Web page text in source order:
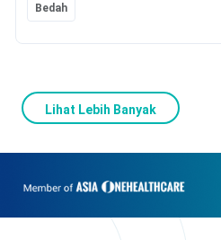
Bedah
Lihat Lebih Banyak